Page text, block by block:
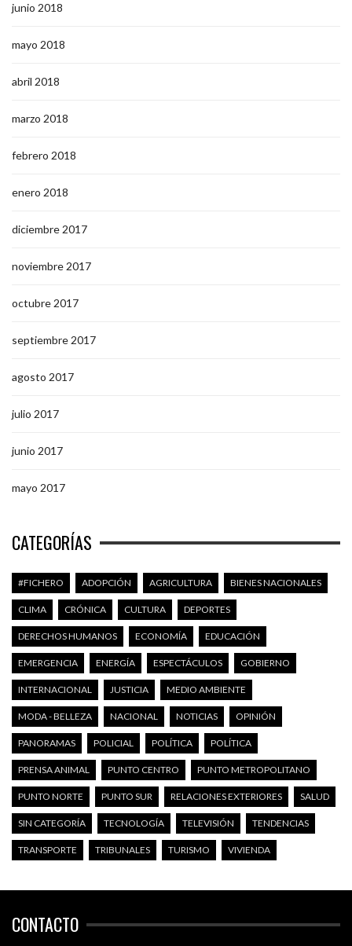
junio 2018
mayo 2018
abril 2018
marzo 2018
febrero 2018
enero 2018
diciembre 2017
noviembre 2017
octubre 2017
septiembre 2017
agosto 2017
julio 2017
junio 2017
mayo 2017
CATEGORÍAS
#FICHERO ADOPCIÓN AGRICULTURA BIENES NACIONALES
CLIMA CRÓNICA CULTURA DEPORTES
DERECHOS HUMANOS ECONOMÍA EDUCACIÓN
EMERGENCIA ENERGÍA ESPECTÁCULOS GOBIERNO
INTERNACIONAL JUSTICIA MEDIO AMBIENTE
MODA - BELLEZA NACIONAL NOTICIAS OPINIÓN
PANORAMAS POLICIAL POLÍTICA POLÍTICA
PRENSA ANIMAL PUNTO CENTRO PUNTO METROPOLITANO
PUNTO NORTE PUNTO SUR RELACIONES EXTERIORES SALUD
SIN CATEGORÍA TECNOLOGÍA TELEVISIÓN TENDENCIAS
TRANSPORTE TRIBUNALES TURISMO VIVIENDA
CONTACTO